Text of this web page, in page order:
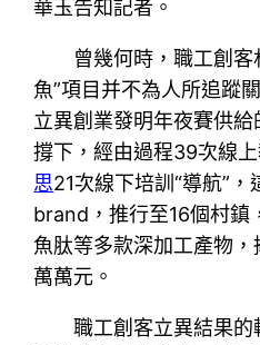
華玉告知記者。
曾幾何時，職工創
魚”項目并不為人所追蹤
立異創業發明年夜賽供給
撐下，經由過程39次線
思21次線下培訓“導航”，
brand，推行至16個村鎮
魚肽等多款深加工產物
萬萬元。
職工創客立異結果